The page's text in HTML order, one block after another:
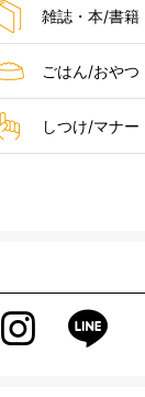
雑誌・本/書籍
ごはん/おやつ
しつけ/マナー